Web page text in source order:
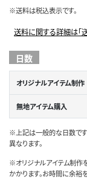
※送料は税込表示です。
送料に関する詳細は「
日数
オリジナルアイテム制作
無地アイテム購入
※上記は一般的な日数です
異なります。
※オリジナルアイテム制作
かかります。お時間に余裕